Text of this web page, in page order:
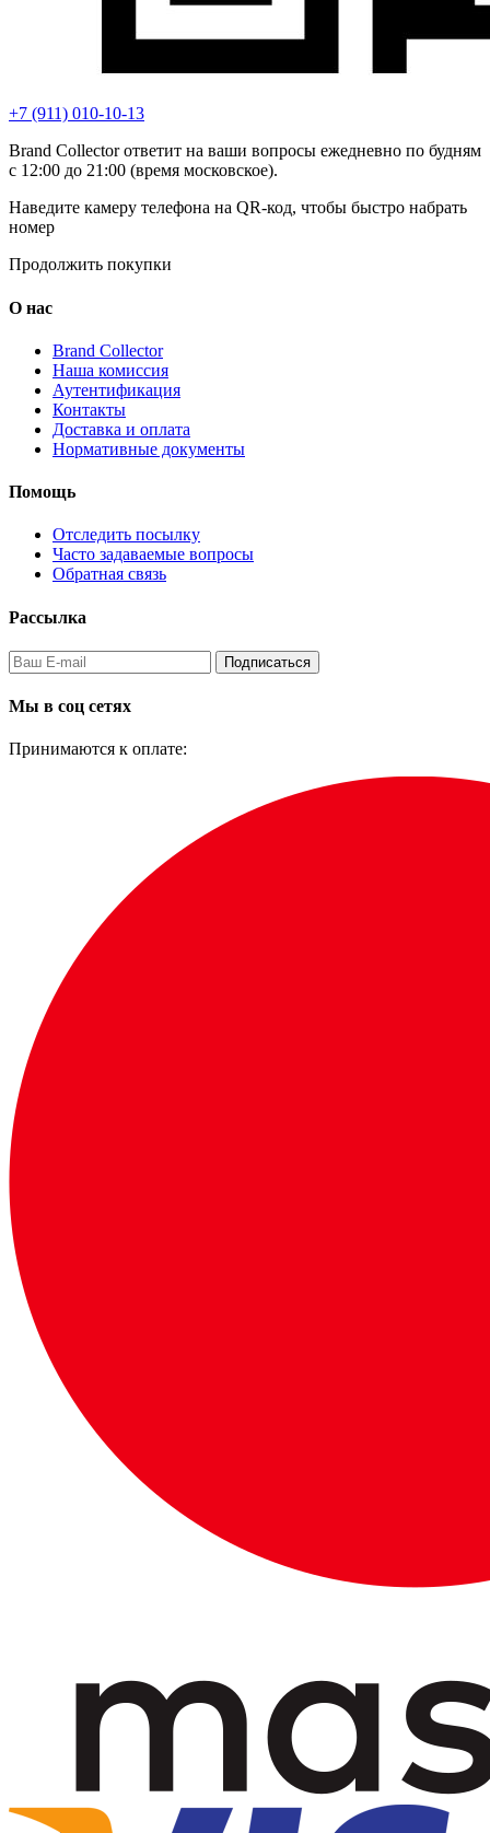
+7 (911) 010-10-13
Brand Collector ответит на ваши вопросы ежедневно по будням
с 12:00 до 21:00 (время московское).
Наведите камеру телефона на QR-код, чтобы быстро набрать
номер
Продолжить покупки
О нас
Brand Collector
Наша комиссия
Аутентификация
Контакты
Доставка и оплата
Нормативные документы
Помощь
Отследить посылку
Часто задаваемые вопросы
Обратная связь
Рассылка
Подписаться
Мы в соц сетях
Принимаются к оплате: